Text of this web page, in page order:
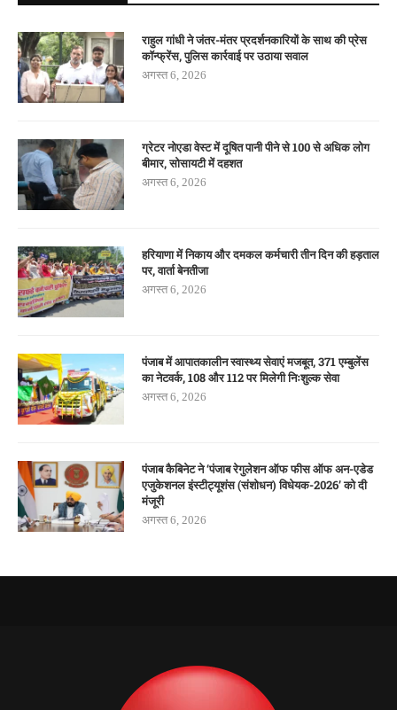
राहुल गांधी ने जंतर-मंतर प्रदर्शनकारियों के साथ की प्रेस
कॉन्फ्रेंस, पुलिस कार्रवाई पर उठाया सवाल
अगस्त 6, 2026
ग्रेटर नोएडा वेस्ट में दूषित पानी पीने से 100 से अधिक लोग
बीमार, सोसायटी में दहशत
अगस्त 6, 2026
हरियाणा में निकाय और दमकल कर्मचारी तीन दिन की हड़ताल
पर, वार्ता बेनतीजा
अगस्त 6, 2026
पंजाब में आपातकालीन स्वास्थ्य सेवाएं मजबूत, 371 एम्बुलेंस
का नेटवर्क, 108 और 112 पर मिलेगी निःशुल्क सेवा
अगस्त 6, 2026
पंजाब कैबिनेट ने ‘पंजाब रेगुलेशन ऑफ फीस ऑफ अन-एडेड
एजुकेशनल इंस्टीट्यूशंस (संशोधन) विधेयक-2026’ को दी
मंजूरी
अगस्त 6, 2026